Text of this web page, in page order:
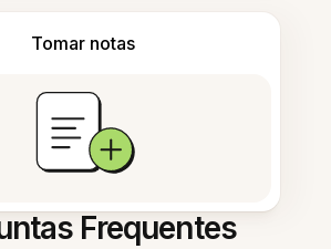
Tomar notas
Frequentes